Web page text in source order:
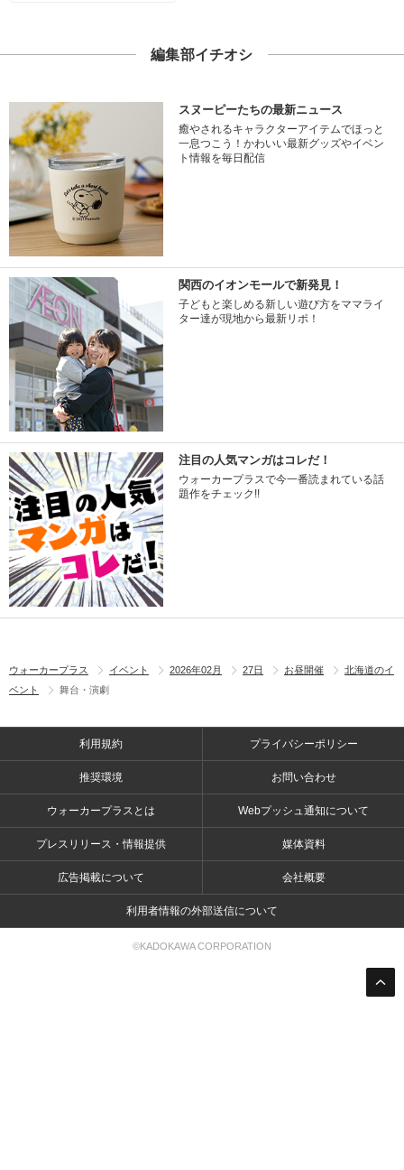
編集部イチオシ
スヌーピーたちの最新ニュース
癒やされるキャラクターアイテムでほっと
一息つこう！かわいい最新グッズやイベン
ト情報を毎日配信
関西のイオンモールで新発見！
子どもと楽しめる新しい遊び方をママライ
ター達が現地から最新リポ！
注目の人気マンガはコレだ！
ウォーカープラスで今一番読まれている話
題作をチェック!!
ウォーカープラス イベント 2026年02月 27日 お昼開催
北海道のイ
ベント
舞台・演劇
利用規約 プライバシーポリシー
推奨環境 お問い合わせ
ウォーカープラスとは Webプッシュ通知について
プレスリリース・情報提供 媒体資料
広告掲載について 会社概要
利用者情報の外部送信について
©KADOKAWA CORPORATION